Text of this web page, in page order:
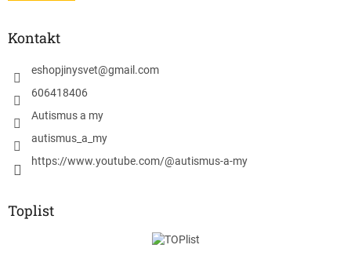
Kontakt
eshopjinysvet@gmail.com
606418406
Autismus a my
autismus_a_my
https://www.youtube.com/@autismus-a-my
Toplist